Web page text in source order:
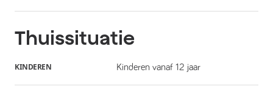
Thuissituatie
KINDEREN Kinderen vanaf 12 jaar